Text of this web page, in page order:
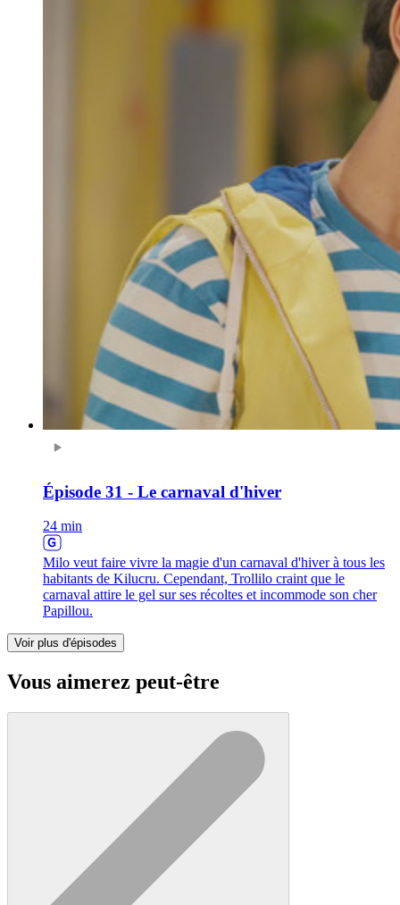
Épisode 31 - Le carnaval d'hiver
24 min
Milo veut faire vivre la magie d'un carnaval d'hiver à tous les
habitants de Kilucru. Cependant, Trollilo craint que le
carnaval attire le gel sur ses récoltes et incommode son cher
Papillou.
Voir plus d'épisodes
Vous aimerez peut-être